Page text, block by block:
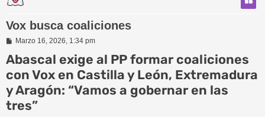
Vox busca coaliciones
M
n
s
a
e
Marzo 16, 2026, 1:34 pm
Abascal exige al PP formar coaliciones
con Vox en Castilla y León, Extremadura
y Aragón: “Vamos a gobernar en las
tres”